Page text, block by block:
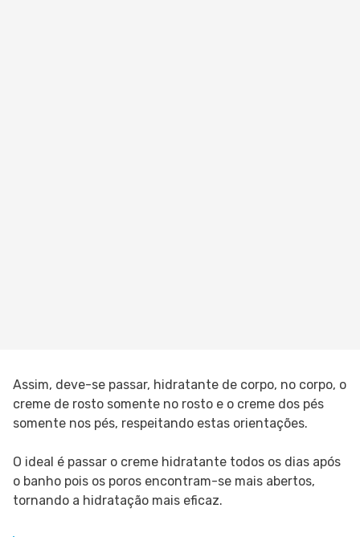
Assim, deve-se passar, hidratante de corpo, no corpo, o
creme de rosto somente no rosto e o creme dos pés
somente nos pés, respeitando estas orientações.
O ideal é passar o creme hidratante todos os dias após
o banho pois os poros encontram-se mais abertos,
tornando a hidratação mais eficaz.